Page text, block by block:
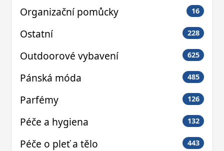
Organizační pomůcky 16
Ostatní 228
Outdoorové vybavení 625
Pánská móda 485
Parfémy 126
Péče a hygiena 132
Péče o pleť a tělo 443